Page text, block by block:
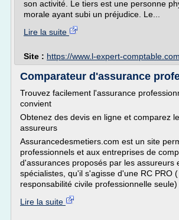
son activité. Le tiers est une personne
morale ayant subi un préjudice. Le...
Lire la suite
Site : https://www.l-expert-comptable.com
Comparateur d'assurance
Trouvez facilement l'assurance
convient
Obtenez des devis en ligne et comparez
assureurs
Assurancedesmetiers.com est un site
professionnels et aux entreprises de
d'assurances proposés par les assureurs
spécialistes, qu'il s'agisse d'une RC PRO
responsabilité civile professionnelle seule)
Lire la suite